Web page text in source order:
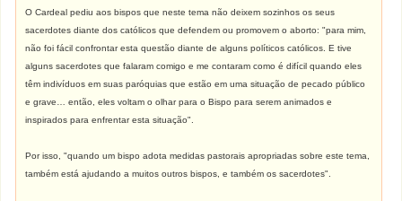
O Cardeal pediu aos bispos que neste tema não deixem sozinhos os seus
sacerdotes diante dos católicos que defendem ou promovem o aborto: "para mim,
não foi fácil confrontar esta questão diante de alguns políticos católicos. E tive
alguns sacerdotes que falaram comigo e me contaram como é difícil quando eles
têm indivíduos em suas paróquias que estão em uma situação de pecado público
e grave… então, eles voltam o olhar para o Bispo para serem animados e
inspirados para enfrentar esta situação".
Por isso, "quando um bispo adota medidas pastorais apropriadas sobre este tema,
também está ajudando a muitos outros bispos, e também os sacerdotes".